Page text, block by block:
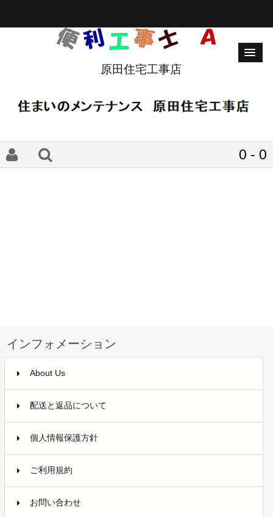
原田住宅工事店
0 - 0
インフォメーション
About Us
配送と返品について
個人情報保護方針
ご利用規約
お問い合わせ